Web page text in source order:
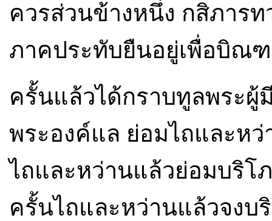
ควรส่วนข้างหนึ่ง กสิภาร
ภาคประทับยืนอยู่เพื่อบิณ
ครั้นแล้วได้กราบทูลพระ
พระองค์แล ย่อมไถและห
ไถและหว่านแล้วย่อมบริโ
ครั้นไถและหว่านแล้วจงบ